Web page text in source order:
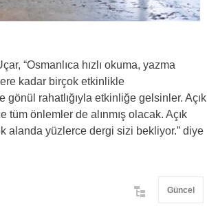
“Osmanlıca hızlı okuma, yazma
kadar birçok etkinlikle
rahatlığıyla etkinliğe gelsinler. Açık
önlemler de alınmış olacak. Açık
alanda yüzlerce dergi sizi bekliyor.” diye
Güncel